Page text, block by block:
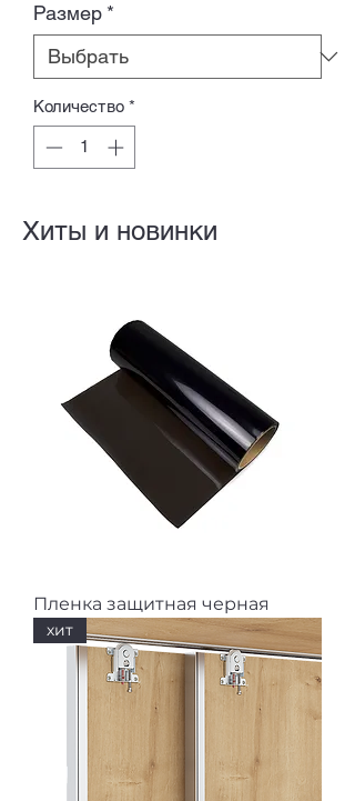
Размер *
Количество *
Хиты и новинки
Пленка защитная черная
хит